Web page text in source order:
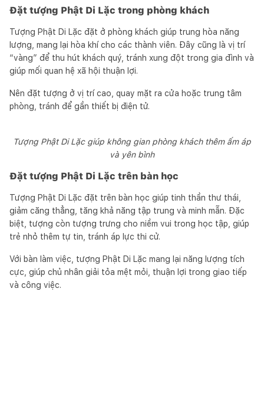
Đặt tượng Phật Di Lặc trong phòng khách
Tượng Phật Di Lặc đặt ở phòng khách giúp trung hòa năng
lượng, mang lại hòa khí cho các thành viên. Đây cũng là vị trí
“vàng” để thu hút khách quý, tránh xung đột trong gia đình và
giúp mối quan hệ xã hội thuận lợi.
Nên đặt tượng ở vị trí cao, quay mặt ra cửa hoặc trung tâm
phòng, tránh để gần thiết bị điện tử.
Tượng Phật Di Lặc giúp không gian phòng khách thêm ấm áp
và yên bình
Đặt tượng Phật Di Lặc trên bàn học
Tượng Phật Di Lặc đặt trên bàn học giúp tinh thần thư thái,
giảm căng thẳng, tăng khả năng tập trung và minh mẫn. Đặc
biệt, tượng còn tượng trưng cho niềm vui trong học tập, giúp
trẻ nhỏ thêm tự tin, tránh áp lực thi cử.
Với bàn làm việc, tượng Phật Di Lặc mang lại năng lượng tích
cực, giúp chủ nhân giải tỏa mệt mỏi, thuận lợi trong giao tiếp
và công việc.